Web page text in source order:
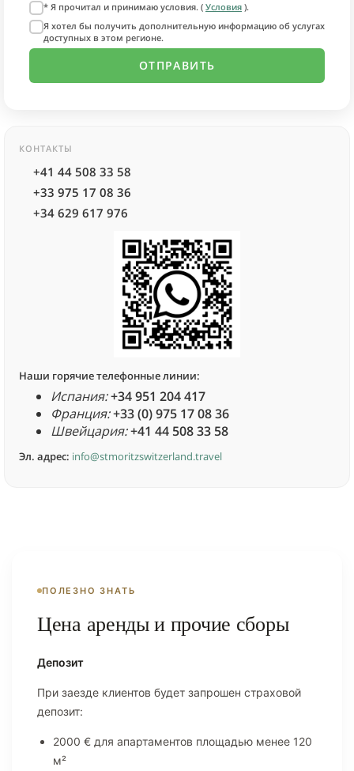
* Я прочитал и принимаю условия. ( Условия ).
Я хотел бы получить дополнительную информацию об услугах
доступных в этом регионе.
КОНТАКТЫ
+41 44 508 33 58
+33 975 17 08 36
+34 629 617 976
Наши горячие телефонные линии:
Испания:+34 951 204 417
Франция:+33 (0) 975 17 08 36
Швейцария:+41 44 508 33 58
Эл. адрес: info@stmoritzswitzerland.travel
ПОЛЕЗНО ЗНАТЬ
Цена аренды и прочие сборы
Депозит
При заезде клиентов будет запрошен страховой
депозит:
2000 € для апартаментов площадью менее 120
м²